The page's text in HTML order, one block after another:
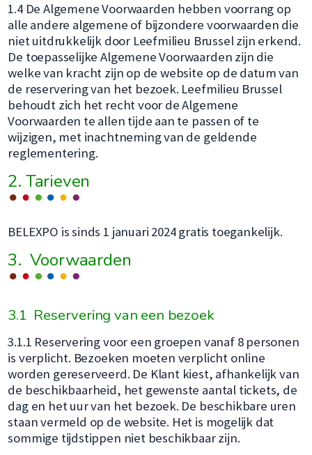
1.4 De Algemene Voorwaarden hebben voorrang op
alle andere algemene of bijzondere voorwaarden die
niet uitdrukkelijk door Leefmilieu Brussel zijn erkend.
De toepasselijke Algemene Voorwaarden zijn die
welke van kracht zijn op de website op de datum van
de reservering van het bezoek. Leefmilieu Brussel
behoudt zich het recht voor de Algemene
Voorwaarden te allen tijde aan te passen of te
wijzigen, met inachtneming van de geldende
reglementering.
2. Tarieven
BELEXPO is sinds 1 januari 2024 gratis toegankelijk.
3. Voorwaarden
3.1 Reservering van een bezoek
3.1.1 Reservering voor een groepen vanaf 8 personen
is verplicht. Bezoeken moeten verplicht online
worden gereserveerd. De Klant kiest, afhankelijk van
de beschikbaarheid, het gewenste aantal tickets, de
dag en het uur van het bezoek. De beschikbare uren
staan vermeld op de website. Het is mogelijk dat
sommige tijdstippen niet beschikbaar zijn.